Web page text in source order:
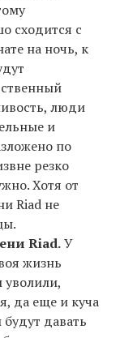
сходится с
на ночь, к
люди
и
по
резко
Хотя от
Riad не
Riad.У
жизнь
уволили,
да еще и куча
давать